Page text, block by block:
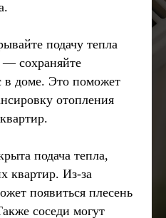
подачу тепла
— сохраняйте
в доме. Это поможет
отопления
подача тепла,
квартир. Из-за
появиться плесень
соседи могут